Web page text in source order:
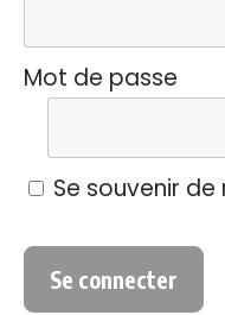
Mot de passe
Se souvenir de